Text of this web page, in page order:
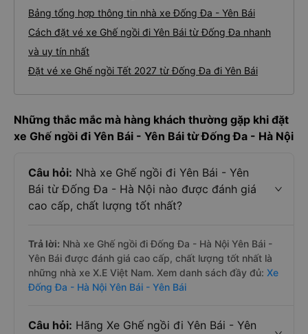
Bảng tổng hợp thông tin nhà xe Đống Đa - Yên Bái
Cách đặt vé xe Ghế ngồi đi Yên Bái từ Đống Đa nhanh
và uy tín nhất
Đặt vé xe Ghế ngồi Tết 2027 từ Đống Đa đi Yên Bái
Những thắc mắc mà hàng khách thường gặp khi đặt
xe Ghế ngồi đi Yên Bái - Yên Bái từ Đống Đa - Hà Nội
Câu hỏi: Nhà xe Ghế ngồi đi Yên Bái - Yên
Bái từ Đống Đa - Hà Nội nào được đánh giá
cao cấp, chất lượng tốt nhất?
Trả lời: Nhà xe Ghế ngồi đi Đống Đa - Hà Nội Yên Bái -
Yên Bái được đánh giá cao cấp, chất lượng tốt nhất là
những nhà xe X.E Việt Nam. Xem danh sách đầy đủ: Xe
Đống Đa - Hà Nội Yên Bái - Yên Bái
Câu hỏi: Hãng Xe Ghế ngồi đi Yên Bái - Yên